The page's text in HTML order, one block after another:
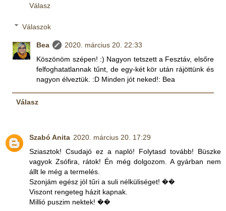
Válasz
Válaszok
Bea
2020. március 20. 22:33
Köszönöm szépen! :) Nagyon tetszett a Fesztáv, elsőre
felfoghatatlannak tűnt, de egy-két kör után rájöttünk és
nagyon élveztük. :D Minden jót neked!: Bea
Válasz
Szabó Anita 2020. március 20. 17:29
Sziasztok! Csudajó ez a napló! Folytasd tovább! Büszke
vagyok Zsófira, rátok! Én még dolgozom. A gyárban nem
állt le még a termelés.
Szonjám egész jól tűri a suli nélküliséget! ��
Viszont rengeteg házit kapnak.
Millió puszim nektek! ��